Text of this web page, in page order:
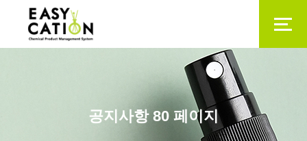
공지사항 80 페이지